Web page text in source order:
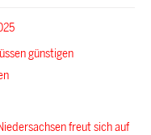
günstigen
freut sich auf